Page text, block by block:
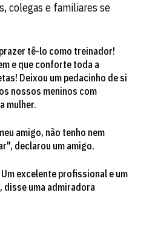
colegas e familiares se
tê-lo como treinador!
e que conforte toda a
Deixou um pedacinho de si
nossos meninos com
mulher.
amigo, não tenho nem
declarou um amigo.
excelente profissional e um
disse uma admiradora